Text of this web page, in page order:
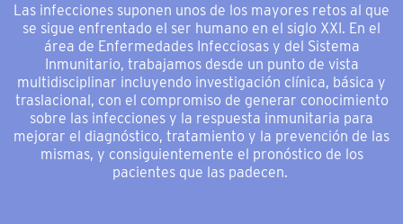
Las infecciones suponen unos de los mayores retos al que
se sigue enfrentado el ser humano en el siglo XXI. En el
área de Enfermedades Infecciosas y del Sistema
Inmunitario, trabajamos desde un punto de vista
multidisciplinar incluyendo investigación clínica, básica y
traslacional, con el compromiso de generar conocimiento
sobre las infecciones y la respuesta inmunitaria para
mejorar el diagnóstico, tratamiento y la prevención de las
mismas, y consiguientemente el pronóstico de los
pacientes que las padecen.